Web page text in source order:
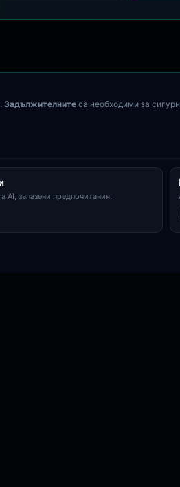
Задължителните са необходими за
AI, запазени предпочитания.